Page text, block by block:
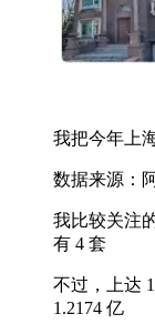
我把今年上
数据来源：
我比较关注
有 4 套
不过，上达
1.2174 亿